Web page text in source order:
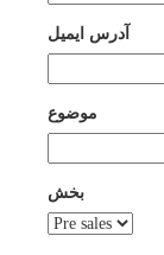
آدرس ایمیل
موضوع
بخش